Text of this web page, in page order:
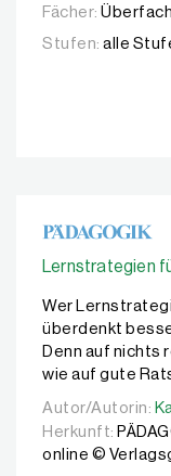
Fächer:
Stufen: alle
Lernstrategien
Wer
überdenkt
Denn auf nichts
wie auf gute
Autor/Autorin:
Autor/Autorin:
Herkunft:
online ©